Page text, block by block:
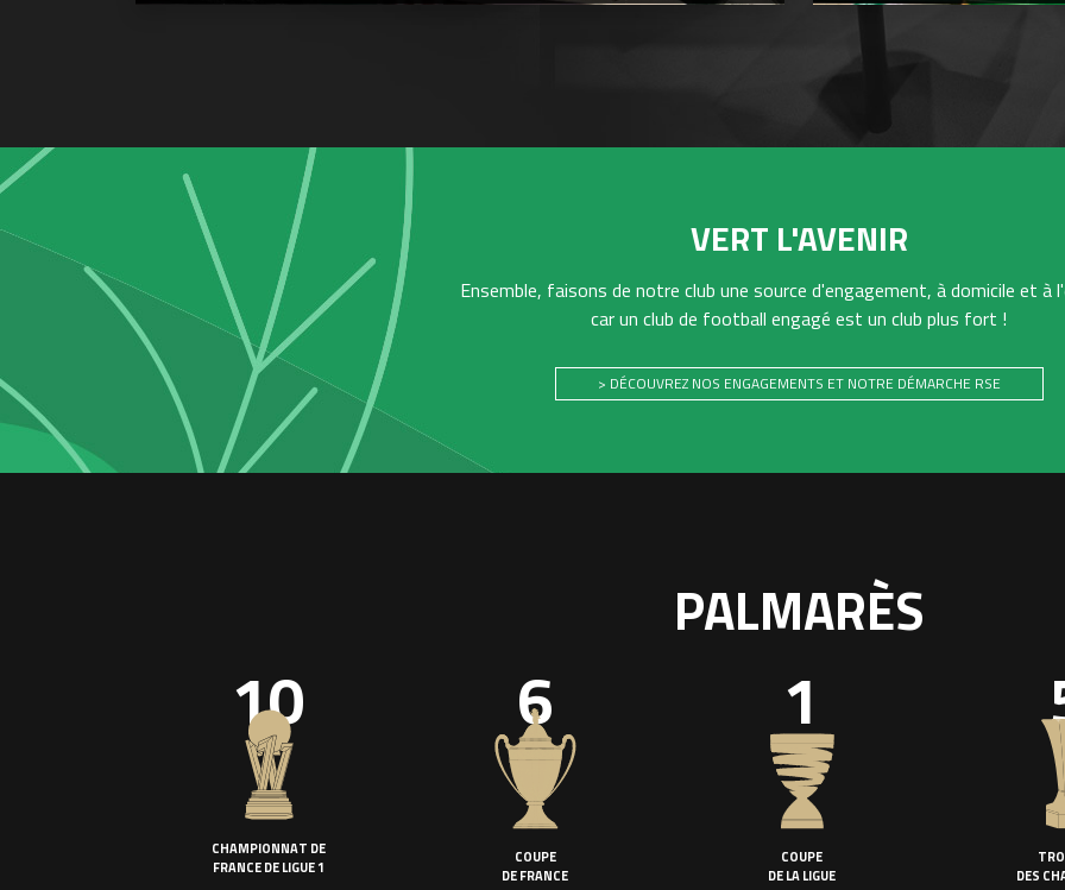
VERT L'AVENIR
Ensemble, faisons de notre club une source d'engagement, à domicile et à
car un club de football engagé est un club plus fort !
> DÉCOUVREZ NOS ENGAGEMENTS ET NOTRE DÉMARCHE RSE
PALMARÈS
10
CHAMPIONNAT DE
FRANCE DE LIGUE 1
6
COUPE
DE FRANCE
1
COUPE
DE LA LIGUE
DES